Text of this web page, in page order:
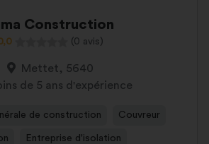
Construction
(0 avis)
Mettet, 5640
de 5 ans d'expérience
de construction Couvreur
Entreprise d'isolation